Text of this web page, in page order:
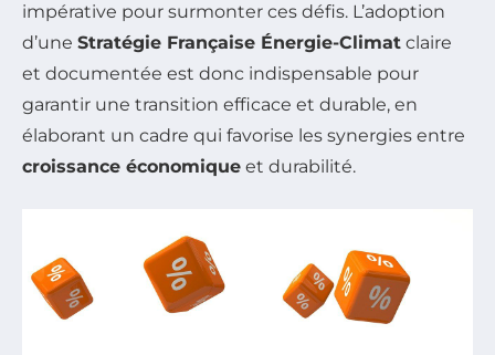
impérative pour surmonter ces défis. L’adoption
d’une Stratégie Française Énergie-Climat claire
et documentée est donc indispensable pour
garantir une transition efficace et durable, en
élaborant un cadre qui favorise les synergies entre
croissance économique et durabilité.